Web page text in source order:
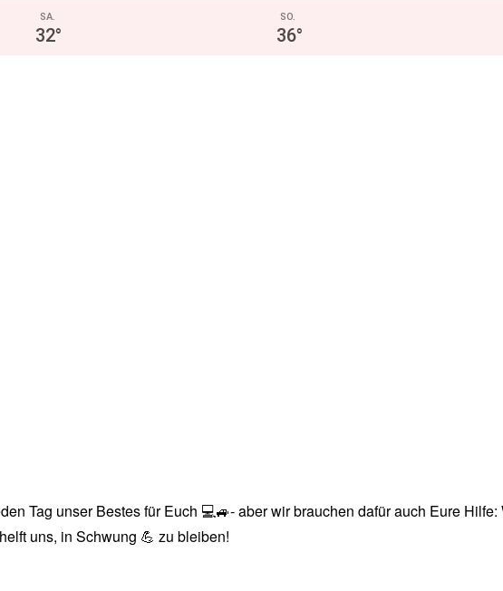
SA.
32°
SO.
36°
Tag unser Bestes für Euch 💻🚙- aber wir brauchen dafür auch Eure
uns, in Schwung 💪 zu bleiben!